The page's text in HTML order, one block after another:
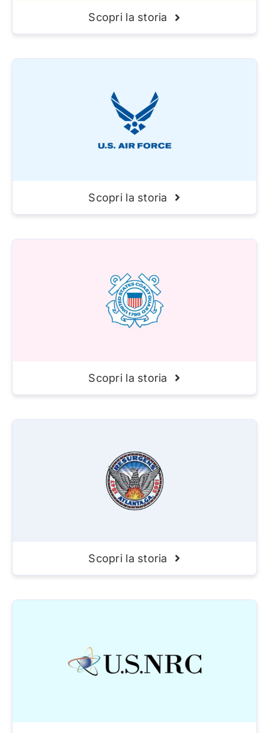
Scopri la storia
Scopri la storia
Scopri la storia
Scopri la storia